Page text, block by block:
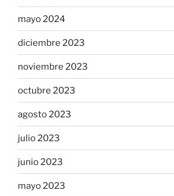
mayo 2024
diciembre 2023
noviembre 2023
octubre 2023
agosto 2023
julio 2023
junio 2023
mayo 2023